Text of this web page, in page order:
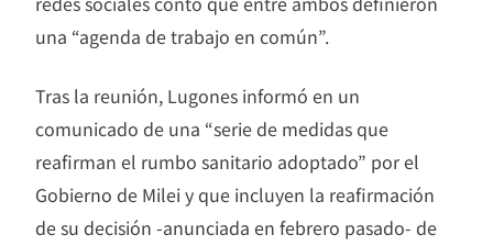
una “agenda de trabajo en común”.
Tras la reunión, Lugones informó en un
comunicado de una “serie de medidas que
reafirman el rumbo sanitario adoptado” por el
Gobierno de Milei y que incluyen la reafirmación
de su decisión -anunciada en febrero pasado- de